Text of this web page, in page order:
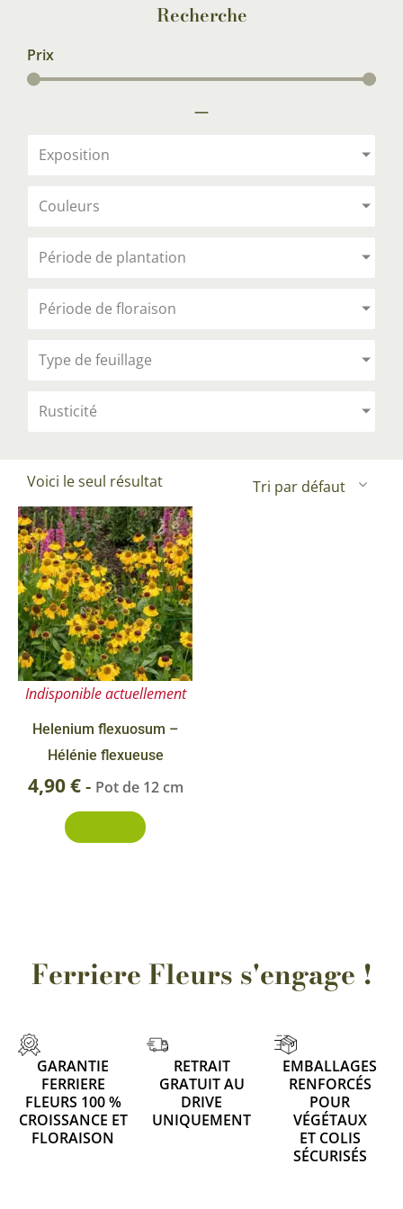
Recherche
Prix
—
Exposition
Couleurs
Période de plantation
Période de floraison
Type de feuillage
Rusticité
Voici le seul résultat
Indisponible actuellement
Helenium flexuosum –
Hélénie flexueuse
4,90€- Pot de 12 cm
Ferriere Fleurs s'engage !
GARANTIE
FERRIERE
FLEURS 100 %
CROISSANCE ET
FLORAISON
RETRAIT
GRATUIT AU
DRIVE
UNIQUEMENT
EMBALLAGES
RENFORCÉS
POUR
VÉGÉTAUX
ET COLIS
SÉCURISÉS